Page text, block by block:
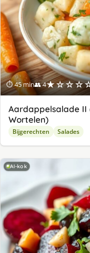
⏱ 45 min👥 4
Aardappelsalade II
Wortelen)
Bijgerechten Salades
AI-kok